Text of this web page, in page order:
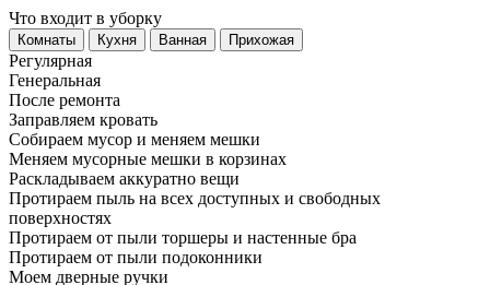
Что входит в уборку
Регу­лярная
Гене­ральная
После ремонта
Заправляем кровать
Собираем мусор и меняем мешки
Меняем мусорные мешки в корзинах
Раскладываем аккуратно вещи
Протираем пыль на всех доступных и свободных
поверхностях
Протираем от пыли торшеры и настенные бра
Протираем от пыли подоконники
Моем дверные ручки